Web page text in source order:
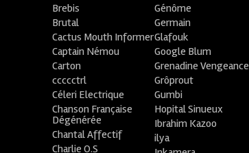
Brebis
Brutal
Cactus Mouth Informer
Captain Némou
Carton
ccccctrl
Céleri Electrique
Chanson Française
Dégénérée
Chantal Affectif
Charlie O.S
Génôme
Germain
Glafouk
Google Blum
Grenadine Vengeance
Grôprout
Gumbi
Hopital Sinueux
Ibrahim Kazoo
ilya